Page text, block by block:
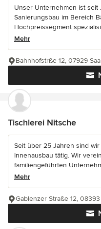
Unser Unternehmen ist seit
Sanierungsbau im Bereich
Hochpreissegment
Mehr
Bahnhofstrße 12, 07929
Tischlerei Nitsche
Seit über 25 Jahren sind
Innenausbau tätig. Wir
familiengeführten
Mehr
Gablenzer Straße 12,